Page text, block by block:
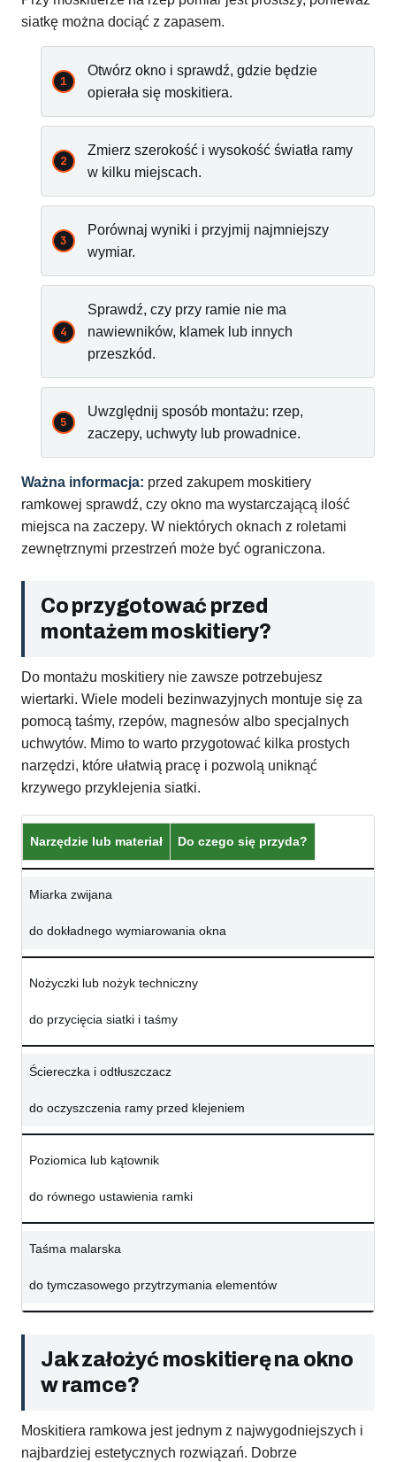
siatkę można dociąć z zapasem.
Otwórz okno i sprawdź, gdzie będzie
opierała się moskitiera.
Zmierz szerokość i wysokość światła ramy
w kilku miejscach.
Porównaj wyniki i przyjmij najmniejszy
wymiar.
Sprawdź, czy przy ramie nie ma
nawiewników, klamek lub innych
przeszkód.
Uwzględnij sposób montażu: rzep,
zaczepy, uchwyty lub prowadnice.
Ważna informacja: przed zakupem moskitiery
ramkowej sprawdź, czy okno ma wystarczającą ilość
miejsca na zaczepy. W niektórych oknach z roletami
zewnętrznymi przestrzeń może być ograniczona.
Co przygotować przed
montażem moskitiery?
Do montażu moskitiery nie zawsze potrzebujesz
wiertarki. Wiele modeli bezinwazyjnych montuje się za
pomocą taśmy, rzepów, magnesów albo specjalnych
uchwytów. Mimo to warto przygotować kilka prostych
narzędzi, które ułatwią pracę i pozwolą uniknąć
krzywego przyklejenia siatki.
Narzędzie lub materiał Do czego się przyda?
Miarka zwijana
do dokładnego wymiarowania okna
Nożyczki lub nożyk techniczny
do przycięcia siatki i taśmy
Ściereczka i odtłuszczacz
do oczyszczenia ramy przed klejeniem
Poziomica lub kątownik
do równego ustawienia ramki
Taśma malarska
do tymczasowego przytrzymania elementów
Jak założyć moskitierę na okno
w ramce?
Moskitiera ramkowa jest jednym z najwygodniejszych i
najbardziej estetycznych rozwiązań. Dobrze